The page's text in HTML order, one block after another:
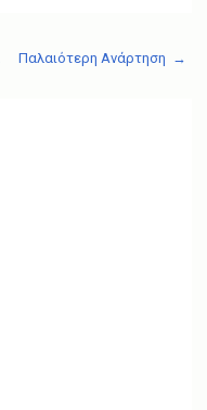
Παλαιότερη Ανάρτηση →